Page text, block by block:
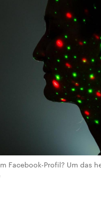
Facebook-Profil? Um das